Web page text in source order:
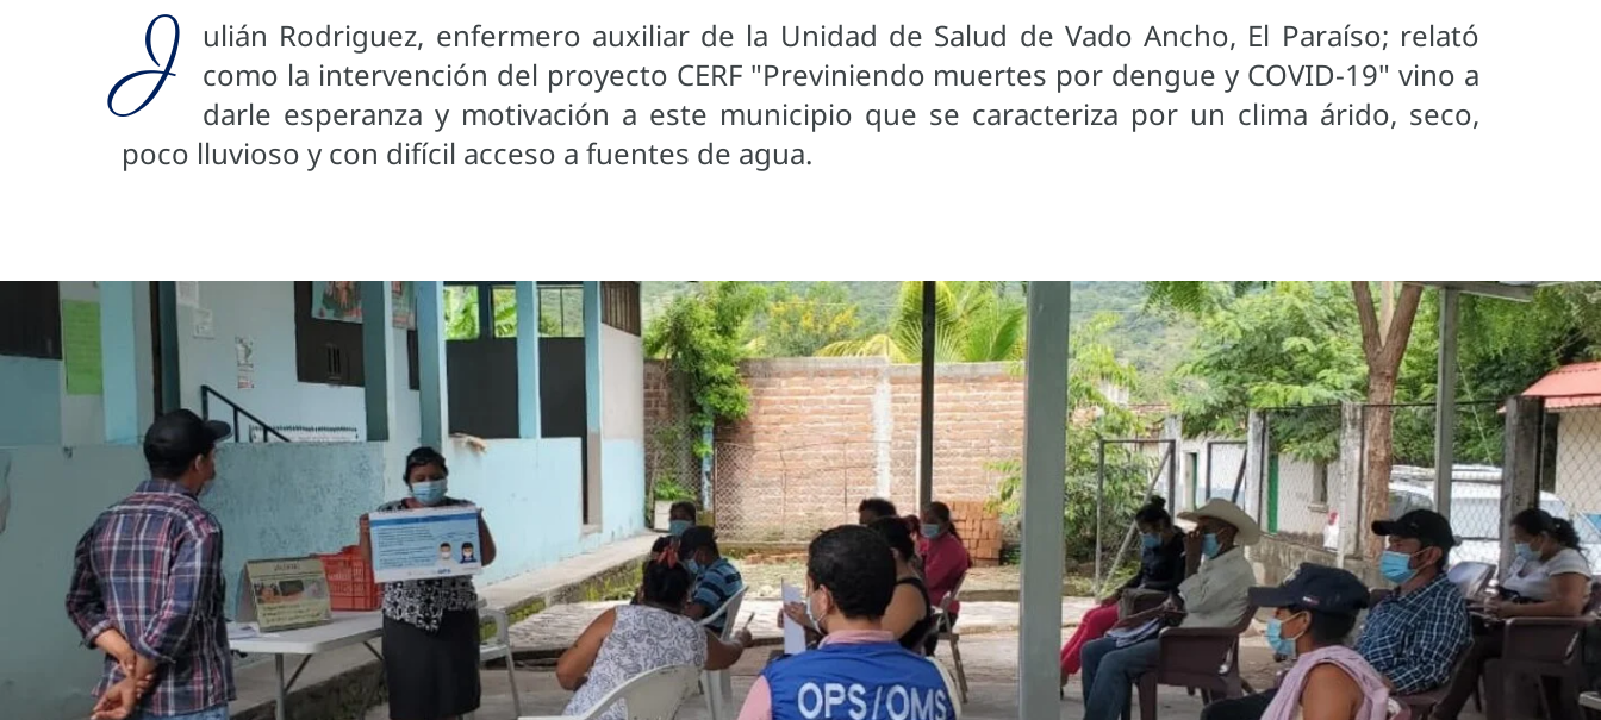
J
ulián Rodriguez, enfermero auxiliar de la Unidad de Salud de Vado Ancho, El Paraíso; relató
como la intervención del proyecto CERF "Previniendo muertes por dengue y COVID-19" vino a
darle esperanza y motivación a este municipio que se caracteriza por un clima árido, seco,
poco lluvioso y con difícil acceso a fuentes de agua.